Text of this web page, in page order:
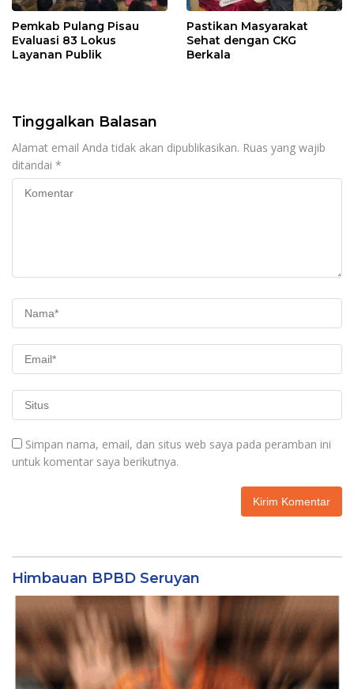
Pemkab Pulang Pisau
Evaluasi 83 Lokus
Layanan Publik
Pastikan Masyarakat
Sehat dengan CKG
Berkala
Tinggalkan Balasan
Alamat email Anda tidak akan dipublikasikan. Ruas yang wajib
ditandai *
Simpan nama, email, dan situs web saya pada peramban ini
untuk komentar saya berikutnya.
Himbauan BPBD Seruyan